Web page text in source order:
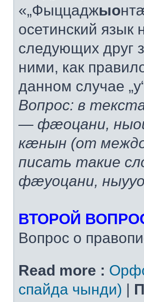
«„Фыццаджыо
осетинский язык
следующих друг
ними, как
данном случае
Вопрос: в
— фæоцани,
кæнын (от
писать такие
фæуоцани,
ВТОРОЙ
Вопрос о
Read more :
спайда чынди) |